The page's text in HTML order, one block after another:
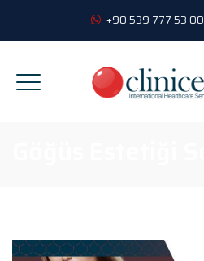
+90 539 777 53 00